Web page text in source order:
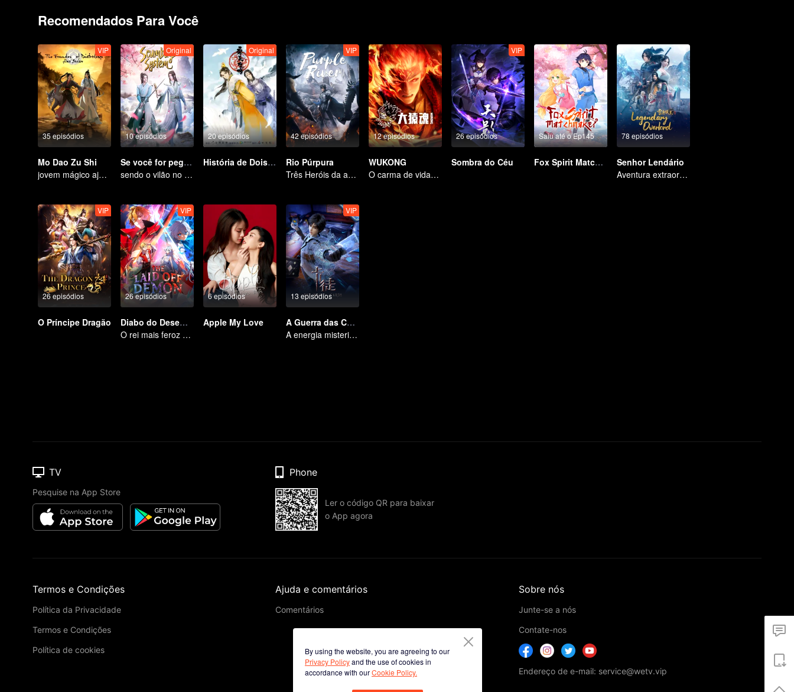
Recomendados Para Você
35 episódios
VIP
Mo Dao Zu Shi
jovem mágico ajuda os povos
10 episódios
Original
Se você for pego no livro
sendo o vilão no mundo do livro
20 episódios
Original
História de Dois Imperadores
42 episódios
VIP
Rio Púrpura
Três Heróis da aventura de Zichuan no Continente Xichuan
12 episódios
WUKONG
O carma de vidas passadas está destinado a destruir os céus.
26 episódios
VIP
Sombra do Céu
Saiu até o Ep145
Fox Spirit Matchmaker
78 episódios
Senhor Lendário
Aventura extraordinária, um adolescente renascido da adversidade
26 episódios
VIP
O Príncipe Dragão
26 episódios
VIP
Diabo do Desemprego
O rei mais feroz do mundo demoníaco
6 episódios
Apple My Love
13 episódios
VIP
A Guerra das Cartas
A energia misteriosa das cartas causou uma guerra, como Chen Mu lidou com isso?
By using the website, you are agreeing to our
Privacy Policyand the use of cookies in
accordance with ourCookie Policy.
TV
Pesquise na App Store
Phone
Ler o código QR para baixar
o App agora
Termos e Condições
Política da Privacidade
Termos e Condições
Política de cookies
Ajuda e comentários
Comentários
Sobre nós
Junte-se a nós
Contate-nos
Endereço de e-mail: service@wetv.vip